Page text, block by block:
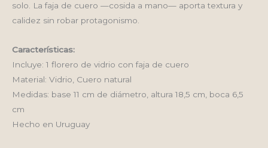
solo. La faja de cuero —cosida a mano— aporta textura y
calidez sin robar protagonismo.
Características:
Incluye: 1 florero de vidrio con faja de cuero
Material: Vidrio, Cuero natural
Medidas: base 11 cm de diámetro, altura 18,5 cm, boca 6,5
cm
Hecho en Uruguay